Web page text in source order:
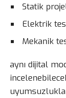
Statik
Elektrik
Mekanik
aynı dijital